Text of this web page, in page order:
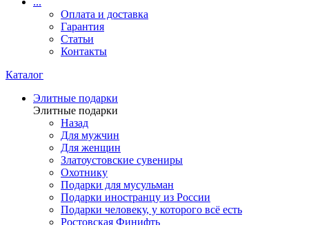
Оплата и доставка
Гарантия
Статьи
Контакты
Каталог
Элитные подарки
Элитные подарки
Назад
Для мужчин
Для женщин
Златоустовские сувениры
Охотнику
Подарки для мусульман
Подарки иностранцу из России
Подарки человеку, у которого всё есть
Ростовская Финифть